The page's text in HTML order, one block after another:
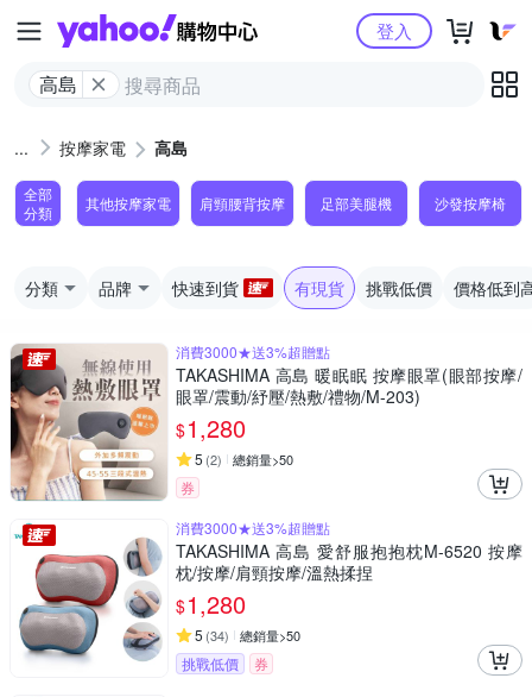
Yahoo購物中心
高島
登入
按摩家電 高島
全部
分類
其他按摩家電 肩頸腰背按摩 足部美腿機 沙發按摩椅
分類 品牌 快速到貨 有現貨 挑戰低價 價格低到
消費3000★送3%超贈點
TAKASHIMA 高島 暖眠眠 按摩眼罩(眼部按摩/
眼罩/震動/紓壓/熱敷/禮物/M-203)
$1,280
5 (2) 總銷量>50
券
消費3000★送3%超贈點
TAKASHIMA 高島 愛舒服抱抱枕M-6520 按摩
枕/按摩/肩頸按摩/溫熱揉捏
$1,280
5 (34) 總銷量>50
挑戰低價
券